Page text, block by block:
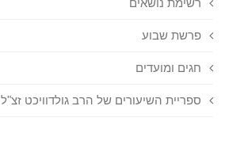
רשימת נושאים
פרשת שבוע
חגים ומועדים
ספריית השיעורים של הרב גולדוויכט זצ"ל